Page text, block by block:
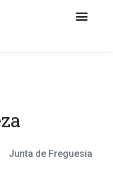
Junta de Freguesia